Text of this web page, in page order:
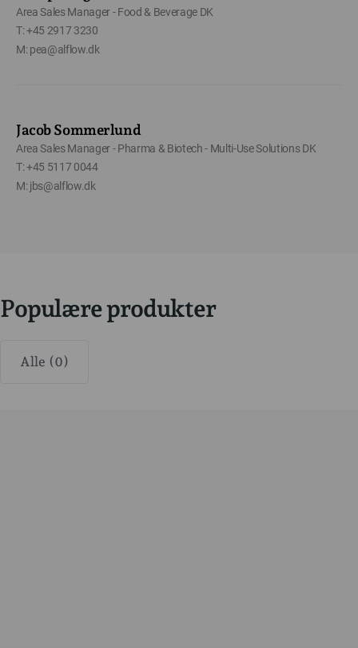
Area Sales Manager - Food & Beverage DK
T: +45 2917 3230
M: pea@alflow.dk
Jacob Sommerlund
Area Sales Manager - Pharma & Biotech - Multi-Use Solutions DK
T: +45 5117 0044
M: jbs@alflow.dk
Populære produkter
Alle (0)